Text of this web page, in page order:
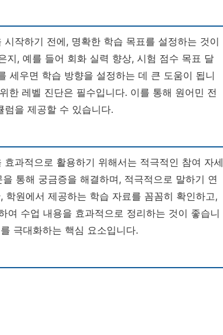
작하기 전에, 명확한 학습 목표를 설정하는 것이
지, 예를 들어 회화 실력 향상, 시험 점수 목표 달
세우면 학습 방향을 설정하는 데 큰 도움이 됩니
한 레벨 진단은 필수입니다. 이를 통해 원어민 전
럼을 제공할 수 있습니다.
과적으로 활용하기 위해서는 적극적인 참여 자세
통해 궁금증을 해결하며, 적극적으로 말하기 연
원에서 제공하는 학습 자료를 꼼꼼히 확인하고,
여 수업 내용을 효과적으로 정리하는 것이 좋습니
극대화하는 핵심 요소입니다.